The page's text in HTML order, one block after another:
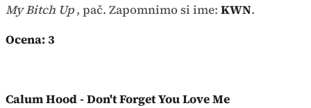
My Bitch Up, pač. Zapomnimo si ime: KWN.
Ocena: 3
Calum Hood - Don't Forget You Love Me